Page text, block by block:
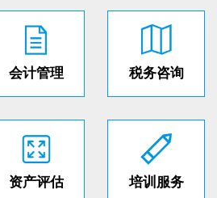
会计管理 税务咨询
资产评估 培训服务